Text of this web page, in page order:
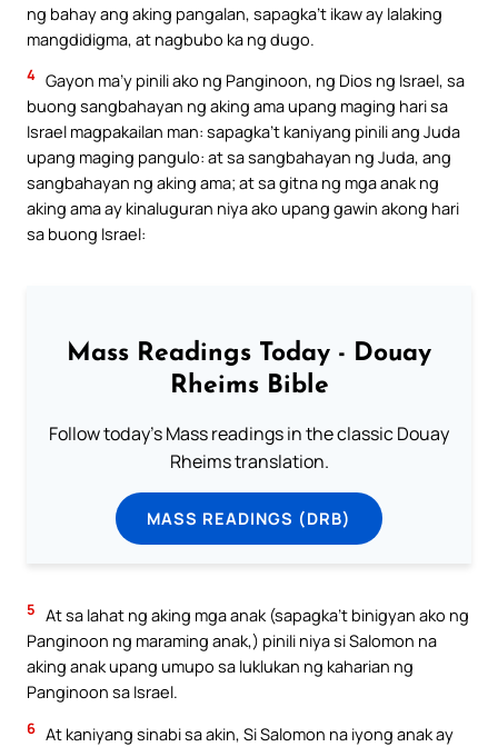
ng bahay ang aking pangalan, sapagka’t ikaw ay lalaking
mangdidigma, at nagbubo ka ng dugo.
4 Gayon ma’y pinili ako ng Panginoon, ng Dios ng Israel, sa
buong sangbahayan ng aking ama upang maging hari sa
Israel magpakailan man: sapagka’t kaniyang pinili ang Juda
upang maging pangulo: at sa sangbahayan ng Juda, ang
sangbahayan ng aking ama; at sa gitna ng mga anak ng
aking ama ay kinaluguran niya ako upang gawin akong hari
sa buong Israel:
Mass Readings Today - Douay
Rheims Bible
Follow today's Mass readings in the classic Douay
Rheims translation.
MASS READINGS (DRB)
5 At sa lahat ng aking mga anak (sapagka’t binigyan ako ng
Panginoon ng maraming anak,) pinili niya si Salomon na
aking anak upang umupo sa luklukan ng kaharian ng
Panginoon sa Israel.
6 At kaniyang sinabi sa akin, Si Salomon na iyong anak ay